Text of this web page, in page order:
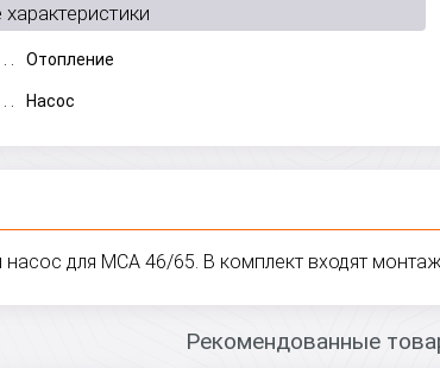
Отопление
Насос
для МСА 46/65. В комплект входят
Рекомендованные